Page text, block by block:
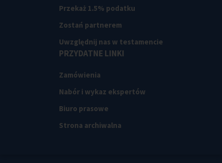
Przekaż 1.5% podatku
Zostań partnerem
Uwzględnij nas w testamencie
PRZYDATNE LINKI
Zamówienia
Nabór i wykaz ekspertów
Biuro prasowe
Strona archiwalna